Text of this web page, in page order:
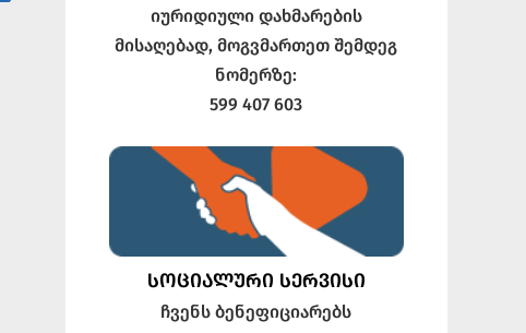
იურიდიული დახმარების
მისაღებად, მოგვმართეთ შემდეგ
ნომერზე:
599 407 603
ᲡᲝᲪᲘᲐᲚᲣᲠᲘ ᲡᲔᲠᲕᲘᲡᲘ
ჩვენს ბენეფიციარებს